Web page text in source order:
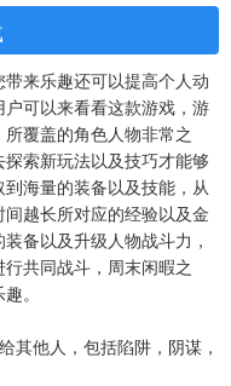
来乐趣还可以提高个人动
可以来看看这款游戏，游
覆盖的角色人物非常之
索新玩法以及技巧才能够
海量的装备以及技能，从
越长所对应的经验以及金
备以及升级人物战斗力，
共同战斗，周末闲暇之
。
他人，包括陷阱，阴谋，